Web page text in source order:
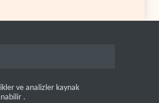
ve analizler kaynak
.